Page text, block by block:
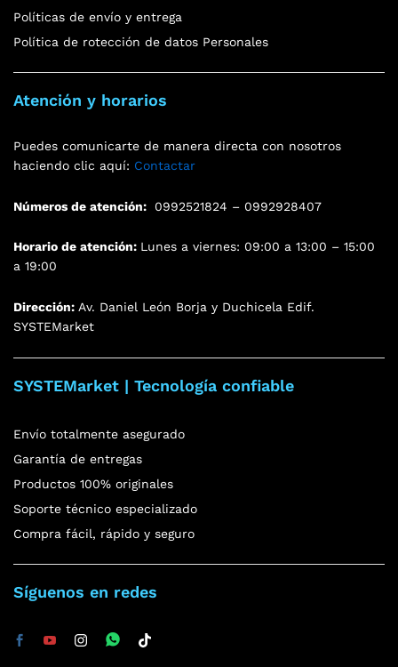
Políticas de envío y entrega
Política de rotección de datos Personales
Atención y horarios
Puedes comunicarte de manera directa con nosotros
haciendo clic aquí: Contactar
Números de atención: 0992521824 – 0992928407
Horario de atención: Lunes a viernes: 09:00 a 13:00 – 15:00
a 19:00
Dirección: Av. Daniel León Borja y Duchicela Edif.
SYSTEMarket
SYSTEMarket | Tecnología confiable
Envío totalmente asegurado
Garantía de entregas
Productos 100% originales
Soporte técnico especializado
Compra fácil, rápido y seguro
Síguenos en redes